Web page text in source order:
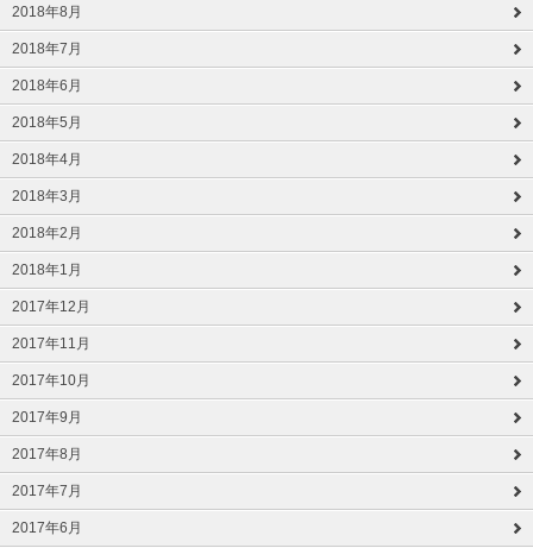
2018年8月
2018年7月
2018年6月
2018年5月
2018年4月
2018年3月
2018年2月
2018年1月
2017年12月
2017年11月
2017年10月
2017年9月
2017年8月
2017年7月
2017年6月